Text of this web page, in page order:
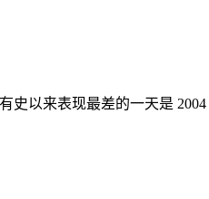
史以来表现最差的一天是